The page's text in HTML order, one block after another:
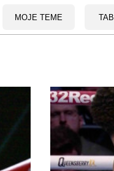
MOJE TEME